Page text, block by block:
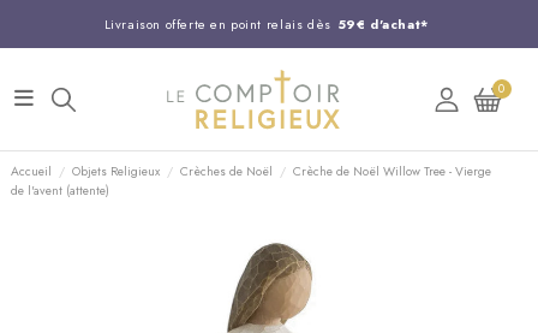
Livraison offerte en point relais dès 59€ d'achat*
Entreprise Française familiale
Support client disponible au 03 20 24 74 15
Commandez avant 14H, expédition le jour même !
0
Accueil Objets Religieux Crèches de Noël
Crèche de Noël Willow Tree - Vierge
de l'avent (attente)